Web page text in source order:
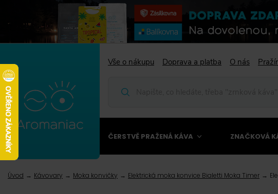
Vše o nákupu Doprava a platba O nás
ČERSTVĚ PRAŽENÁ KÁVA ZNAČKOVÁ
Úvod Kávovary Moka konvičky Elektrická moka konvice Bialetti Moka Timer